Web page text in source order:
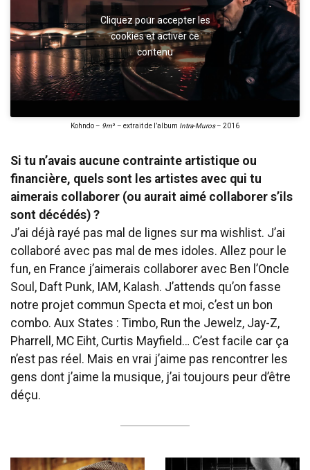
Cliquez pour accepter les
cookies et activer ce
contenu
Kohndo – 9m² – extrait de l’album Intra-Muros– 2016
Si tu n’avais aucune contrainte artistique ou
financière, quels sont les artistes avec qui tu
aimerais collaborer (ou aurait aimé collaborer s’ils
sont décédés) ?
J’ai déjà rayé pas mal de lignes sur ma wishlist. J’ai
collaboré avec pas mal de mes idoles. Allez pour le
fun, en France j’aimerais collaborer avec Ben l’Oncle
Soul, Daft Punk, IAM, Kalash. J’attends qu’on fasse
notre projet commun Specta et moi, c’est un bon
combo. Aux States : Timbo, Run the Jewelz, Jay-Z,
Pharrell, MC Eiht, Curtis Mayfield… C’est facile car ça
n’est pas réel. Mais en vrai j’aime pas rencontrer les
gens dont j’aime la musique, j’ai toujours peur d’être
déçu.